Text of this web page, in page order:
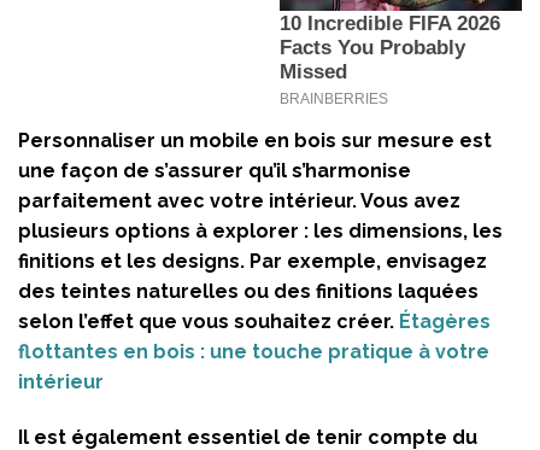
Personnaliser un mobile en bois sur mesure est
une façon de s’assurer qu’il s’harmonise
parfaitement avec votre intérieur. Vous avez
plusieurs options à explorer : les dimensions, les
finitions et les designs. Par exemple, envisagez
des teintes naturelles ou des finitions laquées
selon l’effet que vous souhaitez créer. Étagères
flottantes en bois : une touche pratique à votre
intérieur
Il est également essentiel de tenir compte du